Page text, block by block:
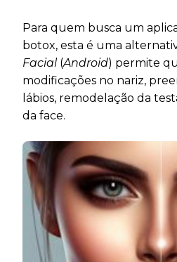
Para quem busca um
botox, esta é uma
Facial (Android) permite
modificações no nariz,
lábios, remodelação da
da face.